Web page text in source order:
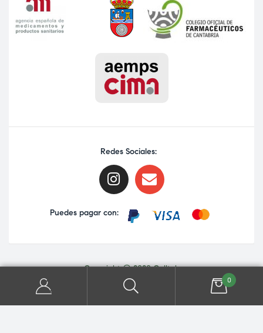
Redes Sociales:
Puedes pagar con:
Copyright © 2020 Calltek
SOBRE NOSOTROS
CONTACTO FAQ
0